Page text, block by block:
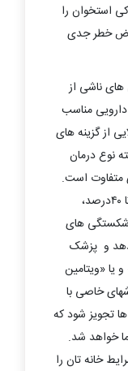
را
خطر جدی
ناشی از
مناسب
گزینه های
درمان
است.
معالجات می تواند خطر شکستگی لگن را تا ۴۰درصد،
۷۰درصد و شکستگی های
کاهش دهد و پزشک
«ویتامین
خاصی با
شود که
خواهد شد.
خانه تان را